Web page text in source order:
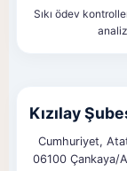
Sıkı ödev
Kızılay
Cumhuriyet,
06100 Çankaya/